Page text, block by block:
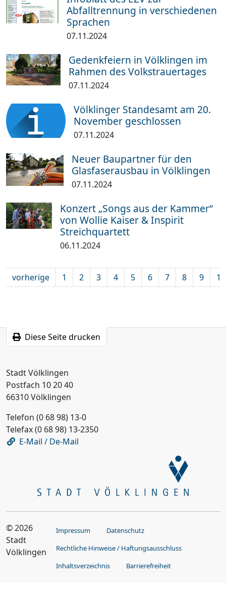
Abfalltrennung in verschiedenen
Sprachen
07.11.2024
Gedenkfeiern in Völklingen im
Rahmen des Volkstrauertages
07.11.2024
Völklinger Standesamt am 20.
November geschlossen
07.11.2024
Neuer Baupartner für den
Glasfaserausbau in Völklingen
07.11.2024
Konzert „Songs aus der Kammer“
von Wollie Kaiser & Inspirit
Streichquartett
06.11.2024
vorherige 1 2 3 4 5 6 7 8 9 10
Diese Seite drucken
Stadt Völklingen
Postfach 10 20 40
66310 Völklingen
Telefon (0 68 98) 13-0
Telefax (0 68 98) 13-2350
E-Mail / De-Mail
© 2026
Stadt
Völklingen
Impressum
Datenschutz
Rechtliche Hinweise / Haftungsausschluss
Inhaltsverzeichnis
Barrierefreiheit